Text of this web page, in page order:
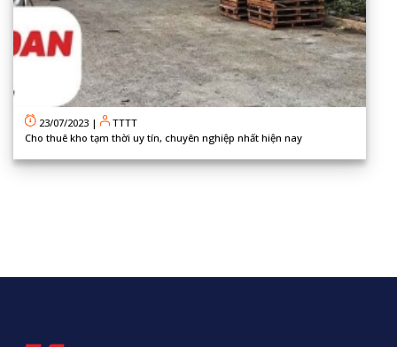
23/07/2023 |
TTTT
Cho thuê kho tạm thời uy tín, chuyên nghiệp nhất hiện nay